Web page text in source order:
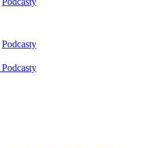
Podcasty
Podcasty